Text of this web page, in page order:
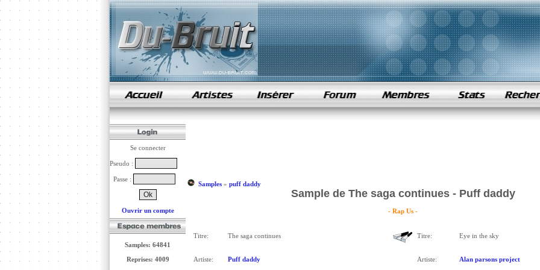
samples de rap
Se connecter
Pseudo :
Passe :
Ouvrir un compte
Samples: 64841
Reprises: 4009
Samples» puff daddy
Sample de The saga continues - Puff daddy
- Rap Us -
Titre: The saga continues
Artiste: Puff daddy
Titre: Eye in the sky
Artiste: Alan parsons project